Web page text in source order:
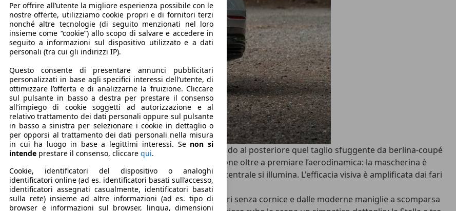
Per offrire all’utente la migliore esperienza possibile con le
nostre offerte, utilizziamo cookie propri e di fornitori terzi
nonché altre tecnologie (di seguito menzionati nel loro
insieme come “cookie”) allo scopo di salvare e accedere in
seguito a informazioni sul dispositivo utilizzato e a dati
personali (tra cui gli indirizzi IP).
Questo consente di presentare annunci pubblicitari
personalizzati in base agli specifici interessi dell’utente, di
ottimizzare l’offerta e di analizzarne la fruizione. Cliccare
sul pulsante in basso a destra per prestare il consenso
all’impiego di cookie soggetti ad autorizzazione e al
relativo trattamento dei dati personali oppure sul pulsante
in basso a sinistra per selezionare i cookie in dettaglio o
per opporsi al trattamento dei dati personali nella misura
in cui ha luogo in base a legittimi interessi. Se non si
intende prestare il consenso, cliccare qui.
Cookie, identificatori del dispositivo o analoghi
identificatori online (ad es. identificatori basati sull’accesso,
identificatori assegnati casualmente, identificatori basati
sulla rete) insieme ad altre informazioni (ad es. tipo di
browser e informazioni sul browser, lingua, dimensioni
completamente diversa dalla precedente, pur mantenendo al posteriore quel taglio sfuggente da berlina-coupé
un frontale basso e affusolato che cattura l'attenzione oltre a premiare l’aerodinamica: la mascherina è
scenografica banda luminosa a LED e persino il logo centrale si illumina. L'efficacia visiva è amplificata dai fari
notturna eccezionale.
verniciati di nero, incorniciata dagli immancabili vetri senza cornice e dalle moderne maniglie a scomparsa